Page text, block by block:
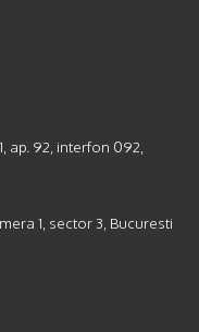
ap. 92, interfon 092,
1, sector 3, Bucuresti